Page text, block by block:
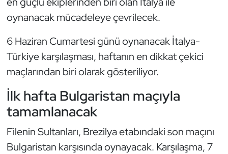
oynanacak mücadeleye çevrilecek.
6 Haziran Cumartesi günü oynanacak İtalya-
Türkiye karşılaşması, haftanın en dikkat çekici
maçlarından biri olarak gösteriliyor.
İlk hafta Bulgaristan maçıyla
tamamlanacak
Filenin Sultanları, Brezilya etabındaki son maçını
Bulgaristan karşısında oynayacak. Karşılaşma, 7
Kick Boks
Kürek
Masa Tenisi
Modern Pentatlon
Motor Sporları
Muay Thai